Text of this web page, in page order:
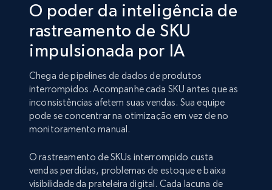
O poder da inteligência de
rastreamento de SKU
impulsionada por IA
Chega de pipelines de dados de produtos
interrompidos. Acompanhe cada SKU antes que as
inconsistências afetem suas vendas. Sua equipe
pode se concentrar na otimização em vez de no
monitoramento manual.
O rastreamento de SKUs interrompido custa
vendas perdidas, problemas de estoque e baixa
visibilidade da prateleira digital. Cada lacuna de